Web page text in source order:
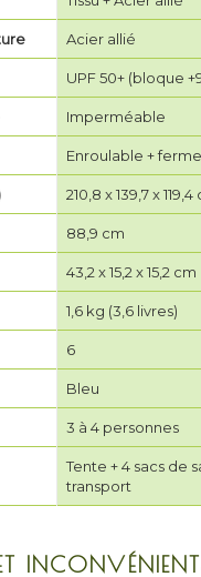
Acier allié
UPF 50+ (bloque
Imperméable
Enroulable +
210,8 x 139,7 x 119,4
88,9 cm
43,2 x 15,2 x 15,2 cm
1,6 kg (3,6 livres)
6
Bleu
3 à 4 personnes
Tente + 4 sacs de
transport